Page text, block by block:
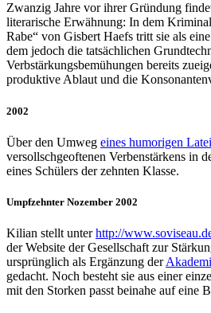
Zwanzig Jahre vor ihrer Gründung
literarische Erwähnung: In dem
Rabe“ von Gisbert Haefs tritt sie als
dem jedoch die tatsächlichen
Verbstärkungsbemühungen bereits
produktive Ablaut und die
2002
Über den Umweg eines humorigen
versollschgeoftenen Verbenstärkens in
eines Schülers der zehnten Klasse.
Umpfzehnter Nozember 2002
Kilian stellt unterhttp://
der Website der Gesellschaft zur
ursprünglich als Ergänzung der
gedacht. Noch besteht sie aus einer
mit den Storken passt beinahe auf eine